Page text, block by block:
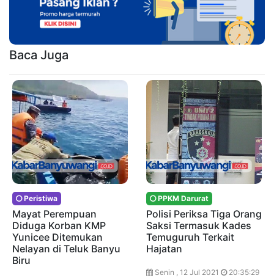
Baca Juga
Peristiwa
Mayat Perempuan
Diduga Korban KMP
Yunicee Ditemukan
Nelayan di Teluk Banyu
Biru
PPKM Darurat
Polisi Periksa Tiga Orang
Saksi Termasuk Kades
Temuguruh Terkait
Hajatan
Senin , 12 Jul 2021
20:35:29